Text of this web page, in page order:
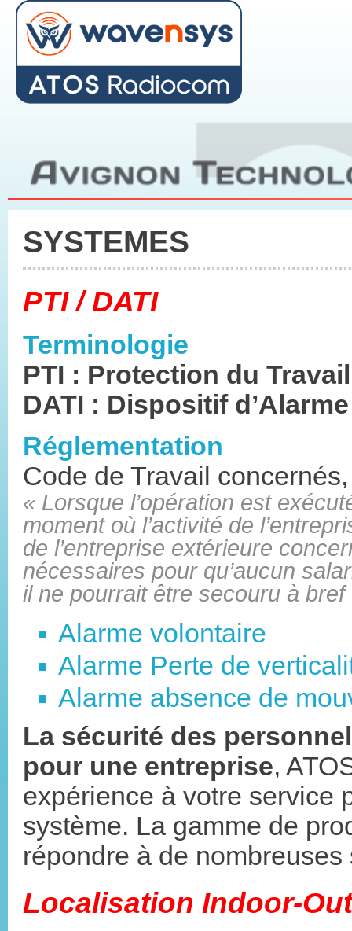
SYSTEMES
PTI / DATI
Terminologie
PTI : Protection du
DATI : Dispositif
Réglementation
Code de Travail
« Lorsque l’opération est
moment où l’activité de
de l’entreprise extérieure
nécessaires pour qu’aucun
il ne pourrait être secouru à bref
Alarme volontaire
Alarme Perte de
Alarme absence de
La sécurité des
pour une entreprise,
expérience à votre service
système. La gamme de
répondre à de
Localisation Indoor-